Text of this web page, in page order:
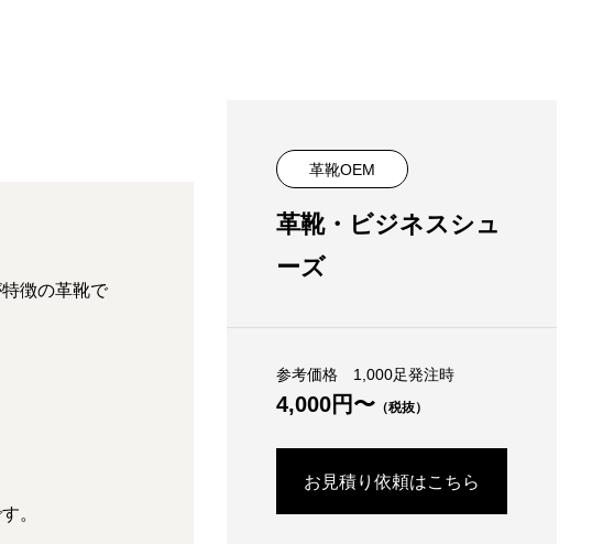
徴の革靴で
。
革靴OEM
革靴・ビジネスシュ
ーズ
参考価格 1,000足発注時
4,000円〜 （税抜）
お見積り依頼はこちら